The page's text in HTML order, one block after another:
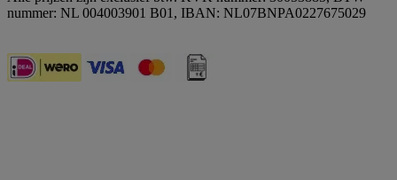
nummer: NL 004003901 B01, IBAN: NL07BNPA0227675029